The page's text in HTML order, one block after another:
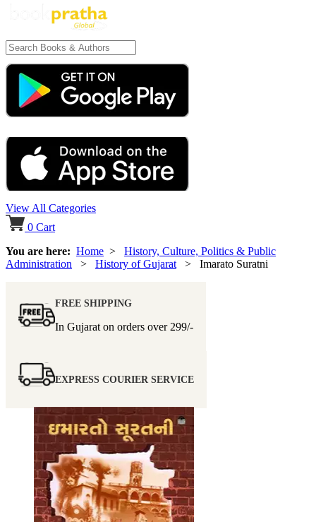
View All Categories
0 Cart
You are here: Home > History, Culture, Politics & Public
Administration > History of Gujarat > Imarato Suratni
FREE SHIPPING
In Gujarat on orders over 299/-
EXPRESS COURIER SERVICE